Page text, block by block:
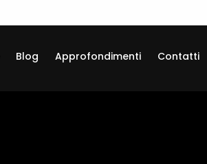
Blog Approfondimenti Contatti